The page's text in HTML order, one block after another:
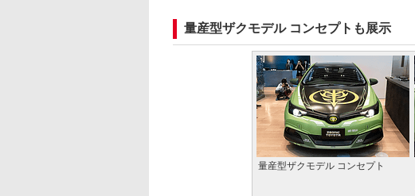
量産型ザクモデル コンセプトも展示
量産型ザクモデル コンセプト